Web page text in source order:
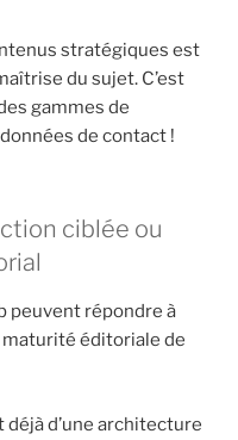
stratégiques est
du sujet. C’est
gammes de
de contact !
ciblée ou
peuvent répondre à
éditoriale de
d’une architecture